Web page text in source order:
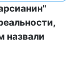
назвали